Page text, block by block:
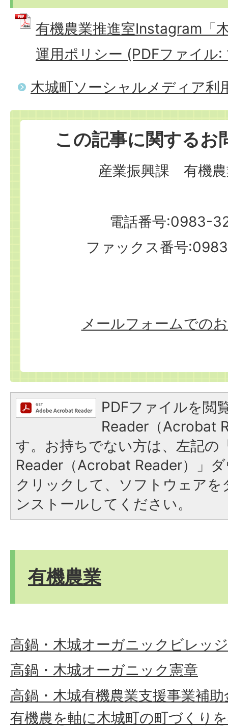
有機農業推進室Instagram「
運用ポリシー (PDFファイル:
木城町ソーシャルメディア利
この記事に関するお
産業振興課 有機農
電話番号:0983-
ファックス番号
メールフォームでの
PDFファイルを閲
Reader（Acrobat
す。お持ちでない方は、左記の
Reader（Acrobat Reader）」
クリックして、ソフトウェア
ンストールしてください。
有機農業
高鍋・木城オーガニックビレッ
高鍋・木城オーガニック憲章
高鍋・木城有機農業支援事業補助
有機農を軸に木城町の町づくり